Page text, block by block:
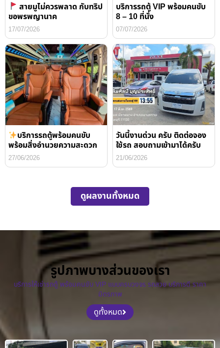
สายมูไม่ควรพลาด กับทริป
ขอพรพญานาค
17/07/2026
บริการรถตู้ VIP พร้อมคนขับ
8 – 10 ที่นั่ง
07/07/2026
บริการรถตู้พร้อมคนขับ
พร้อมสิ่งอำนวยความสะดวก
27/06/2026
วันนี้งานด่วน ครับ ติดต่อจอง
ใช้รถ สอบถามเข้ามาได้ครับ
21/06/2026
ดูผลงานทั้งหมด
รูปภาพบางส่วนของเรา
บริการให้เช่ารถตู้ พร้อมคนขับ VIP แบบครบวงจร รถสวย บริการดี ราคา
มิตรภาพ
ดูทั้งหมด